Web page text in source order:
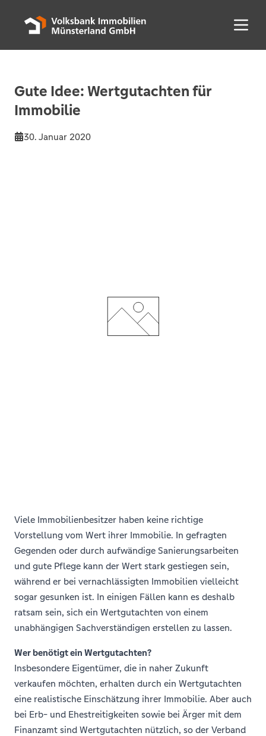
Menü
Gute Idee: Wertgutachten für
Immobilie
30. Januar 2020
Viele Immobilienbesitzer haben keine richtige
Vorstellung vom Wert ihrer Immobilie. In gefragten
Gegenden oder durch aufwändige Sanierungsarbeiten
und gute Pflege kann der Wert stark gestiegen sein,
während er bei vernachlässigten Immobilien vielleicht
sogar gesunken ist. In einigen Fällen kann es deshalb
ratsam sein, sich ein Wertgutachten von einem
unabhängigen Sachverständigen erstellen zu lassen.
Wer benötigt ein Wertgutachten?
Insbesondere Eigentümer, die in naher Zukunft
verkaufen möchten, erhalten durch ein Wertgutachten
eine realistische Einschätzung ihrer Immobilie. Aber auch
bei Erb- und Ehestreitigkeiten sowie bei Ärger mit dem
Finanzamt sind Wertgutachten nützlich, so der Verband